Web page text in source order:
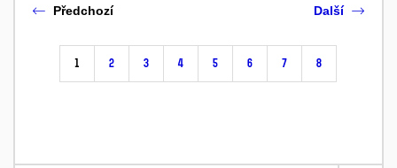
Předchozí
1 2 3 4 5 6 7 8
Další